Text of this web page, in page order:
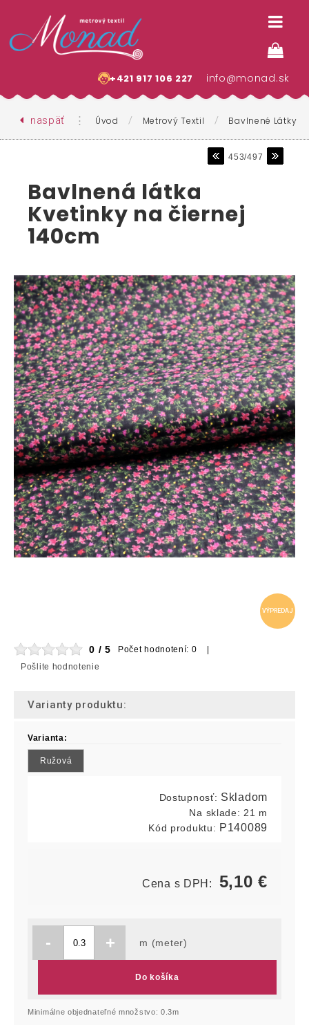
+421 917 106 227 info@monad.sk
naspäť ⋮ Úvod / Metrový Textil / Bavlnené Látky
453/497
Bavlnená látka
Kvetinky na čiernej
140cm
VÝPREDAJ
0 / 5
Počet hodnotení: 0 |
Pošlite hodnotenie
Varianty produktu:
Varianta:
Ružová
Dostupnosť: Skladom
Na sklade: 21 m
Kód produktu: P140089
Cena s DPH: 5,10€
- + m (meter)
Do košíka
Minimálne objednateľné množstvo: 0.3m